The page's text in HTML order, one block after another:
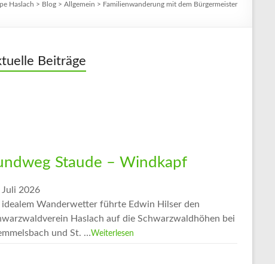
Haslach > Blog > Allgemein > Familienwanderung mit dem Bürgermeister
Beiträge
Staude – Windkapf
Juli 2026
idealem Wanderwetter führte Edwin Hilser den
Haslach auf die Schwarzwaldhöhen bei
und St. …Weiterlesen